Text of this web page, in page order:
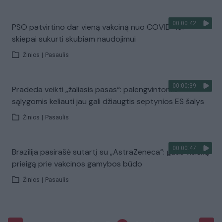
00:00:42
PSO patvirtino dar vieną vakciną nuo COVID-19:
skiepai sukurti skubiam naudojimui
Žinios Pasaulis
00:00:39
Pradeda veikti „žaliasis pasas“: palengvintomis
sąlygomis keliauti jau gali džiaugtis septynios ES šalys
Žinios Pasaulis
00:00:47
Brazilija pasirašė sutartį su „AstraZeneca“: gaus visišką
prieigą prie vakcinos gamybos būdo
Žinios Pasaulis